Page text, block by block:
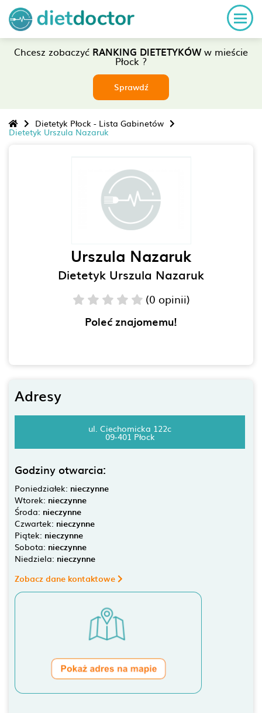
Chcesz zobaczyć RANKING DIETETYKÓWw mieście
Płock ?
Sprawdź
Dietetyk Płock - Lista Gabinetów
Dietetyk Urszula Nazaruk
Urszula Nazaruk
Dietetyk Urszula Nazaruk
(0 opinii)
Poleć znajomemu!
Adresy
ul. Ciechomicka 122c
09-401 Płock
Godziny otwarcia:
Poniedziałek: nieczynne
Wtorek: nieczynne
Środa: nieczynne
Czwartek: nieczynne
Piątek: nieczynne
Sobota: nieczynne
Niedziela: nieczynne
Zobacz dane kontaktowe